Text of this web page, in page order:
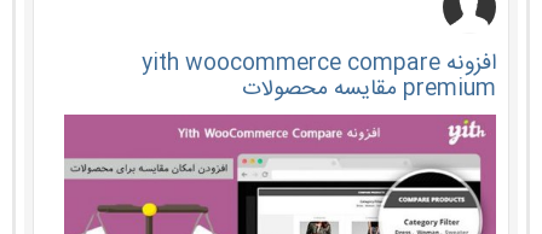
افزونه yith woocommerce compare
premium مقایسه محصولات